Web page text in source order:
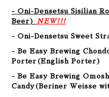
- Oni-Densetsu Sisilian
Beer) NEW!!!
- Oni-Densetsu Sweet
- Be Easy Brewing
Porter (English Porter)
- Be Easy Brewing
Candy(Beriner Weisse